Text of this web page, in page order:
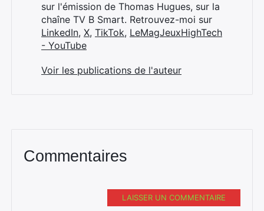
sur l'émission de Thomas Hugues, sur la
chaîne TV B Smart. Retrouvez-moi sur
LinkedIn, X, TikTok, LeMagJeuxHighTech
- YouTube
Voir les publications de l'auteur
Commentaires
LAISSER UN COMMENTAIRE